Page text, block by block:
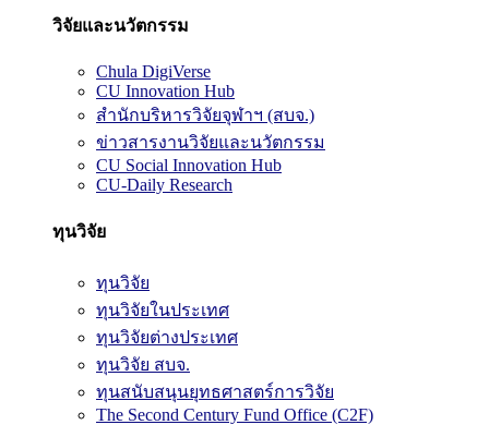
วิจัยและนวัตกรรม
Chula DigiVerse
CU Innovation Hub
สำนักบริหารวิจัยจุฬาฯ (สบจ.)
ข่าวสารงานวิจัยและนวัตกรรม
CU Social Innovation Hub
CU-Daily Research
ทุนวิจัย
ทุนวิจัย
ทุนวิจัยในประเทศ
ทุนวิจัยต่างประเทศ
ทุนวิจัย สบจ.
ทุนสนับสนุนยุทธศาสตร์การวิจัย
The Second Century Fund Office (C2F)